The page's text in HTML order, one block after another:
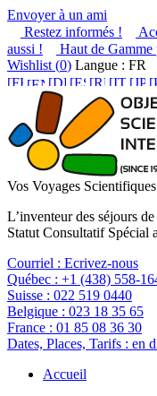
Envoyer à un ami
Restez informés !
aussi !
Haut de Gamme
Wishlist (0) Langue : FR
Vos Voyages Scientifiques
L’inventeur des séjours
Statut Consultatif Spécial
Courriel : Ecrivez-nous
Québec : +1 (438) 558-
Suisse : 022 519 0440
Belgique : 023 18 35 65
France : 01 85 08 36 30
Dates, Places, Tarifs : en
Accueil